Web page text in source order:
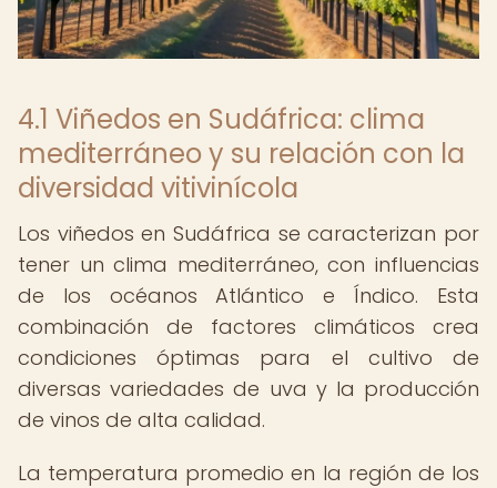
4.1 Viñedos en Sudáfrica: clima
mediterráneo y su relación con la
diversidad vitivinícola
Los viñedos en Sudáfrica se caracterizan por
tener un clima mediterráneo, con influencias
de los océanos Atlántico e Índico. Esta
combinación de factores climáticos crea
condiciones óptimas para el cultivo de
diversas variedades de uva y la producción
de vinos de alta calidad.
La temperatura promedio en la región de los